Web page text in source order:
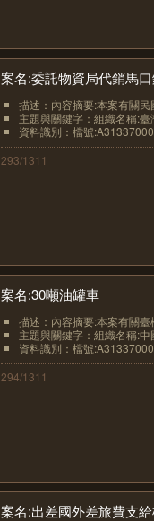
案名:委託物資局代銷馬
描述：內容摘要:本案有關
主題與關鍵字：組織名稱:
資料識別：檔號
293/1311
案名:30噸油罐車
描述：內容摘要:本案有關
主題與關鍵字：組織名稱:
資料識別：檔號
294/1311
案名:出差國外差旅費支